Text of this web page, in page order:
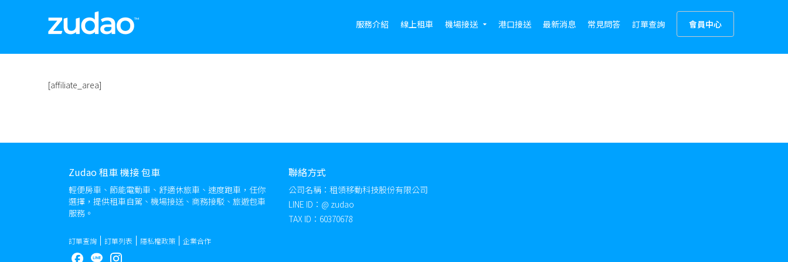
服務介紹 線上租車 機場接送 港口接送 最新消息 常見問答 訂單查詢 會員中心
[affiliate_area]
Zudao 租車 機接 包車
輕便房車、節能電動車、舒適休旅車、速度跑車，任你
選擇，提供租車自駕、機場接送、商務接駁、旅遊包車
服務。
訂單查詢 訂單列表 隱私權政策 企業合作
聯絡方式
公司名稱：租領移動科技股份有限公司
LINE ID：@ zudao
TAX ID：60370678